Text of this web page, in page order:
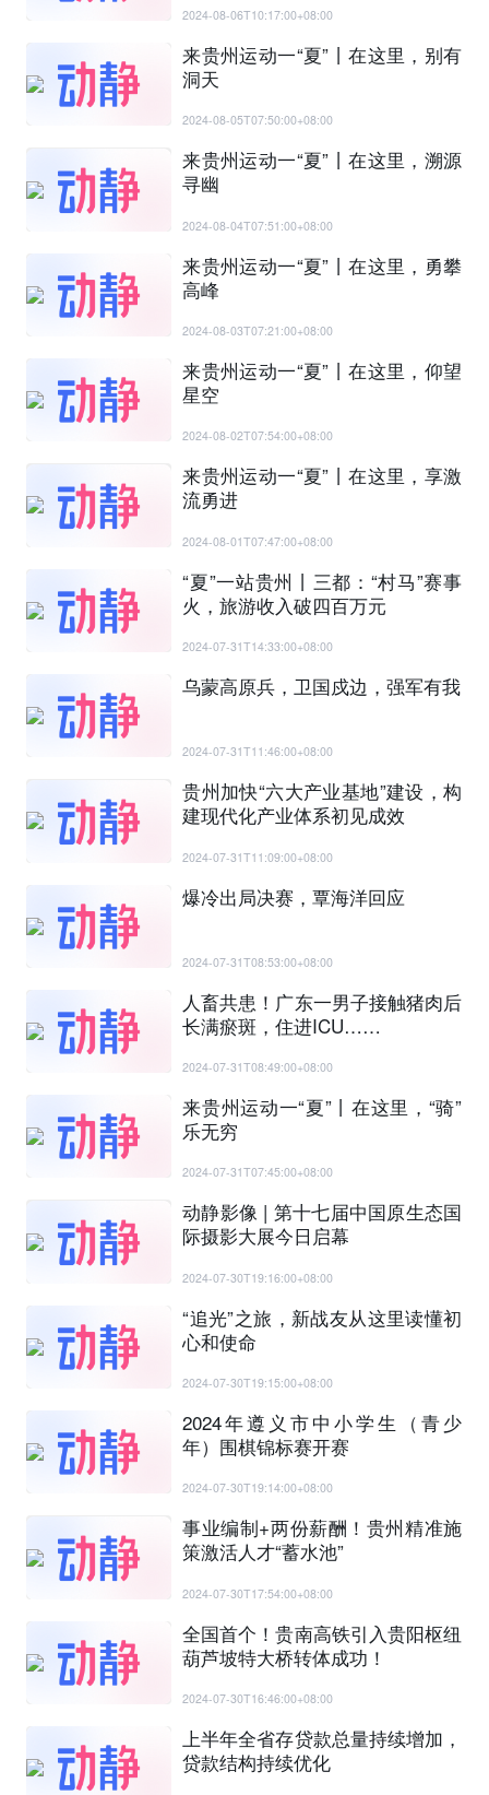
2024-08-06T10:17:00+08:00
来贵州运动一“夏”丨在这里，别有
洞天
2024-08-05T07:50:00+08:00
来贵州运动一“夏”丨在这里，溯源
寻幽
2024-08-04T07:51:00+08:00
来贵州运动一“夏”丨在这里，勇攀
高峰
2024-08-03T07:21:00+08:00
来贵州运动一“夏”丨在这里，仰望
星空
2024-08-02T07:54:00+08:00
来贵州运动一“夏”丨在这里，享激
流勇进
2024-08-01T07:47:00+08:00
“夏”一站贵州丨三都：“村马”赛事
火，旅游收入破四百万元
2024-07-31T14:33:00+08:00
乌蒙高原兵，卫国戍边，强军有我
2024-07-31T11:46:00+08:00
贵州加快“六大产业基地”建设，构
建现代化产业体系初见成效
2024-07-31T11:09:00+08:00
爆冷出局决赛，覃海洋回应
2024-07-31T08:53:00+08:00
人畜共患！广东一男子接触猪肉后
长满瘀斑，住进ICU……
2024-07-31T08:49:00+08:00
来贵州运动一“夏”丨在这里，“骑”
乐无穷
2024-07-31T07:45:00+08:00
动静影像 | 第十七届中国原生态国
际摄影大展今日启幕
2024-07-30T19:16:00+08:00
“追光”之旅，新战友从这里读懂初
心和使命
2024-07-30T19:15:00+08:00
2024年遵义市中小学生（青少
年）围棋锦标赛开赛
2024-07-30T19:14:00+08:00
事业编制+两份薪酬！贵州精准施
策激活人才“蓄水池”
2024-07-30T17:54:00+08:00
全国首个！贵南高铁引入贵阳枢纽
葫芦坡特大桥转体成功！
2024-07-30T16:46:00+08:00
上半年全省存贷款总量持续增加，
贷款结构持续优化